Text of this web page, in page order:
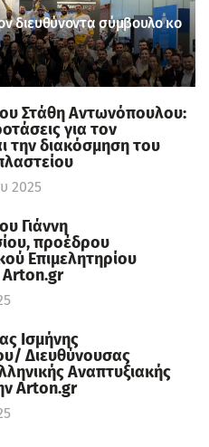
διευθύνοντα σύμβουλο κο
Στάθη Αντωνόπουλου:
για τον
την διακόσμηση του
2025
Γιάννη
πρoέδρου
Επιμελητηρίου
Ισμήνης
Διευθύνουσας
Αναπτυξιακής
Arton.gr